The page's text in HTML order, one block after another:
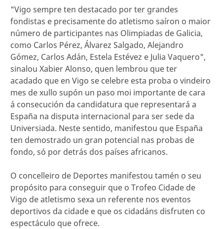
"Vigo sempre ten destacado por ter grandes
fondistas e precisamente do atletismo saíron o maior
número de participantes nas Olimpiadas de Galicia,
como Carlos Pérez, Álvarez Salgado, Alejandro
Gómez, Carlos Adán, Estela Estévez e Julia Vaquero",
sinalou Xabier Alonso, quen lembrou que ter
acadado que en Vigo se celebre esta proba o vindeiro
mes de xullo supón un paso moi importante de cara
á consecución da candidatura que representará a
España na disputa internacional para ser sede da
Universiada. Neste sentido, manifestou que España
ten demostrado un gran potencial nas probas de
fondo, só por detrás dos países africanos.
O concelleiro de Deportes manifestou tamén o seu
propósito para conseguir que o Trofeo Cidade de
Vigo de atletismo sexa un referente nos eventos
deportivos da cidade e que os cidadáns disfruten co
espectáculo que ofrece.